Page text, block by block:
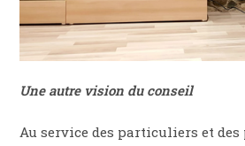
Une autre vision du conseil
Au service des particuliers et